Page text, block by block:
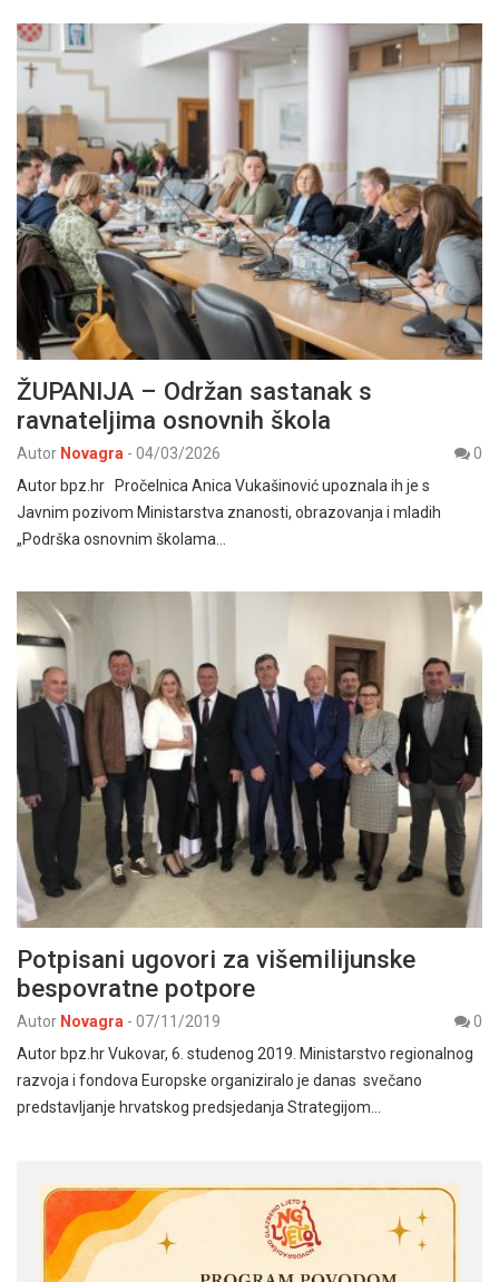
ŽUPANIJA – Održan sastanak s
ravnateljima osnovnih škola
Autor Novagra - 04/03/2026
0
Autor bpz.hr Pročelnica Anica Vukašinović upoznala ih je s
Javnim pozivom Ministarstva znanosti, obrazovanja i mladih
„Podrška osnovnim školama…
Potpisani ugovori za višemilijunske
bespovratne potpore
Autor Novagra - 07/11/2019
0
Autor bpz.hr Vukovar, 6. studenog 2019. Ministarstvo regionalnog
razvoja i fondova Europske organiziralo je danas svečano
predstavljanje hrvatskog predsjedanja Strategijom…